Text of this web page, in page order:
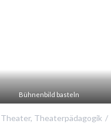
Bühnenbild basteln
Theater, Theaterpädagogik